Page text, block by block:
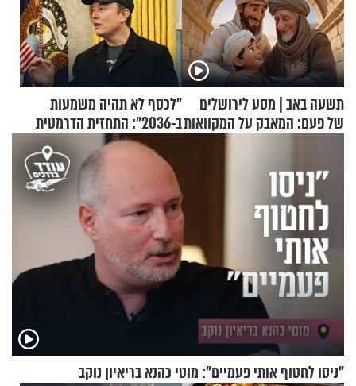
תשעה באב | מסע לירושלים
של פעם: המאבק על המקוואות
"לכסף לא תהיה משמעות
ב-2036": התחזית הדרמטית
של אילון מאסק על עתיד
הכלכלה
"ניסו לחטוף אותי פעמיים": מוטי כהנא בריאיון נוקב